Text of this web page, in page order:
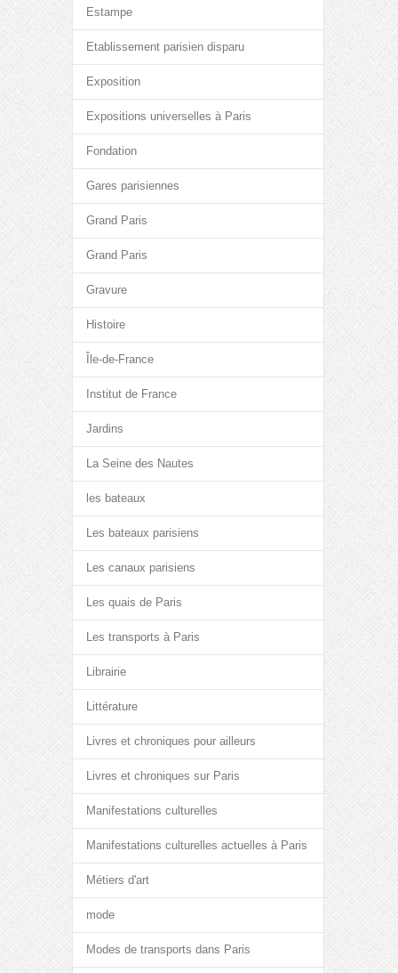
Estampe
Etablissement parisien disparu
Exposition
Expositions universelles à Paris
Fondation
Gares parisiennes
Grand Paris
Grand Paris
Gravure
Histoire
Île-de-France
Institut de France
Jardins
La Seine des Nautes
les bateaux
Les bateaux parisiens
Les canaux parisiens
Les quais de Paris
Les transports à Paris
Librairie
Littérature
Livres et chroniques pour ailleurs
Livres et chroniques sur Paris
Manifestations culturelles
Manifestations culturelles actuelles à Paris
Métiers d'art
mode
Modes de transports dans Paris